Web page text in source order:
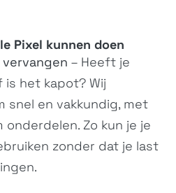
Redmi Turbo 5 Max
2602BRT18C
Pixel kunnen doen
vervangen – Heeft je
het kapot? Wij
snel en vakkundig, met
Zo kun je je
zonder dat je last